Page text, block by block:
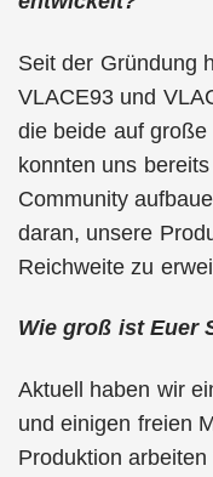
Seit der Gründung
VLACE93 und
die beide auf
konnten uns
Community
daran, unsere
Reichweite zu
Wie groß ist Euer
Aktuell haben wir
und einigen freien
Produktion